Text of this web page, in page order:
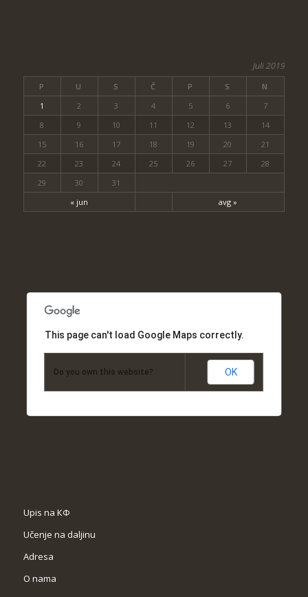
Juli 2019
P U S Č P S N
« jun avg »
1 2 3 4 5 6
7
8
9 10 11 12 13
14
15
16 17 18 19 20
21
22
23 24 25 26 27
28
29
30 31
This page can't load Google Maps correctly.
Do you own this website? OK
Upis na КФ
Učenje na daljinu
Adresa
O nama